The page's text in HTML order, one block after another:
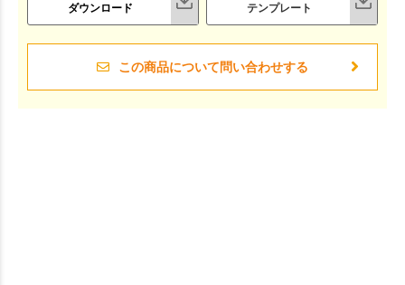
ダウンロード
テンプレート
この商品について問い合わせする